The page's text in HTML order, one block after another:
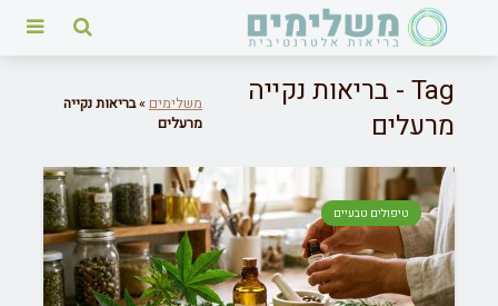
Tag - בריאות נקייה
מרעלים
משלימים »בריאות נקייה
מרעלים
טיפולים טבעיים